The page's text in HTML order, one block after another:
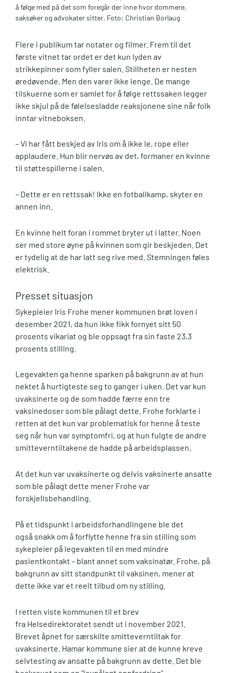
å følge med på det som foregår der inne hvor dommere,
saksøker og advokater sitter. Foto: Christian Borlaug
Flere i publikum tar notater og filmer. Frem til det
første vitnet tar ordet er det kun lyden av
strikkepinner som fyller salen. Stillheten er nesten
øredøvende. Men den varer ikke lenge. De mange
tilskuerne som er samlet for å følge rettssaken legger
ikke skjul på de følelsesladde reaksjonene sine når folk
inntar vitneboksen.
– Vi har fått beskjed av Iris om å ikke le, rope eller
applaudere. Hun blir nervøs av det, formaner en kvinne
til støttespillerne i salen.
– Dette er en rettssak! Ikke en fotballkamp, skyter en
annen inn.
En kvinne helt foran i rommet bryter ut i latter. Noen
ser med store øyne på kvinnen som gir beskjeden. Det
er tydelig at de har latt seg rive med. Stemningen føles
elektrisk.
Presset situasjon
Sykepleier Iris Frohe mener kommunen brøt loven i
desember 2021, da hun ikke fikk fornyet sitt 50
prosents vikariat og ble oppsagt fra sin faste 23,3
prosents stilling.
Legevakten ga henne sparken på bakgrunn av at hun
nektet å hurtigteste seg to ganger i uken. Det var kun
uvaksinerte og de som hadde færre enn tre
vaksinedoser som ble pålagt dette. Frohe forklarte i
retten at det kun var problematisk for henne å teste
seg når hun var symptomfri, og at hun fulgte de andre
smitteverntiltakene de hadde på arbeidsplassen.
At det kun var uvaksinerte og delvis vaksinerte ansatte
som ble pålagt dette mener Frohe var
forskjellsbehandling.
På et tidspunkt i arbeidsforhandlingene ble det
også snakk om å forflytte henne fra sin stilling som
sykepleier på legevakten til en med mindre
pasientkontakt – blant annet som vaksinatør. Frohe, på
bakgrunn av sitt standpunkt til vaksinen, mener at
dette ikke var et reelt tilbud om ny stilling.
I retten viste kommunen til et brev
fra Helsedirektoratet sendt ut i november 2021.
Brevet åpnet for særskilte smitteverntiltak for
uvaksinerte. Hamar kommune sier at de kunne kreve
selvtesting av ansatte på bakgrunn av dette. Det ble